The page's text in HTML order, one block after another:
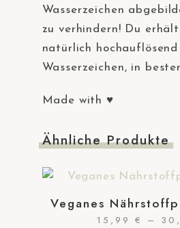
Wasserzeichen
zu verhindern! Du
natürlich hochauflösend
Wasserzeichen, in
Made with ♥
Ähnliche Produkte
Veganes
15,99 € –